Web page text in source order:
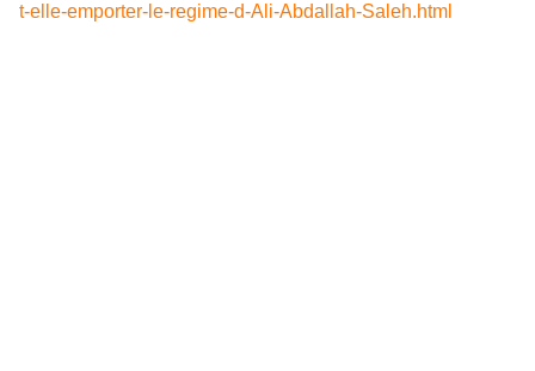
t-elle-emporter-le-regime-d-Ali-Abdallah-Saleh.html